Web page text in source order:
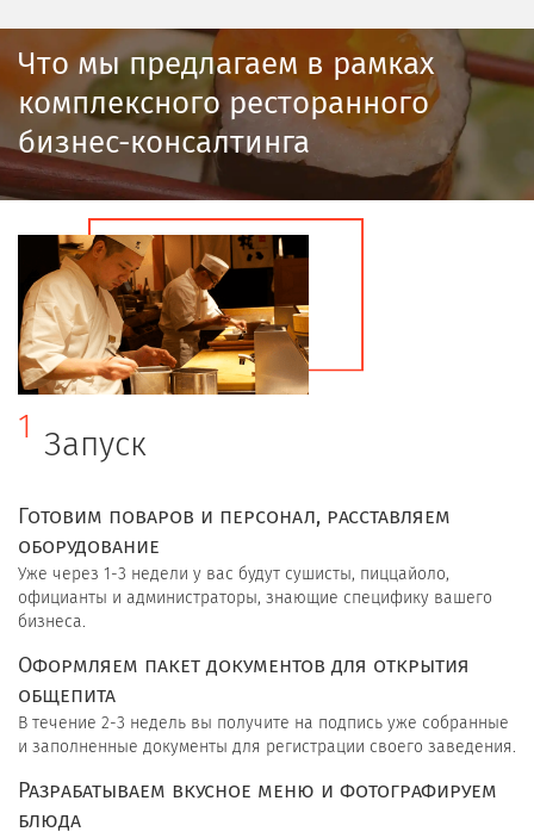
Что мы предлагаем в рамках
комплексного ресторанного
бизнес-консалтинга
1 Запуск
Готовим поваров и персонал, расставляем
оборудование
Уже через 1-3 недели у вас будут сушисты, пиццайоло,
официанты и администраторы, знающие специфику вашего
бизнеса.
Оформляем пакет документов для открытия
общепита
В течение 2-3 недель вы получите на подпись уже собранные
и заполненные документы для регистрации своего заведения.
Разрабатываем вкусное меню и фотографируем
блюда